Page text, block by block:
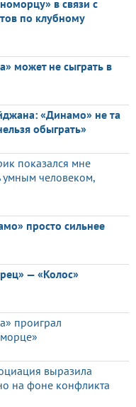
в связи с
по клубному
может не сыграть в
«Динамо» не та
обыграть»
показался мне
умным человеком,
просто сильнее
— «Колос»
проиграл
выразила
на фоне конфликта